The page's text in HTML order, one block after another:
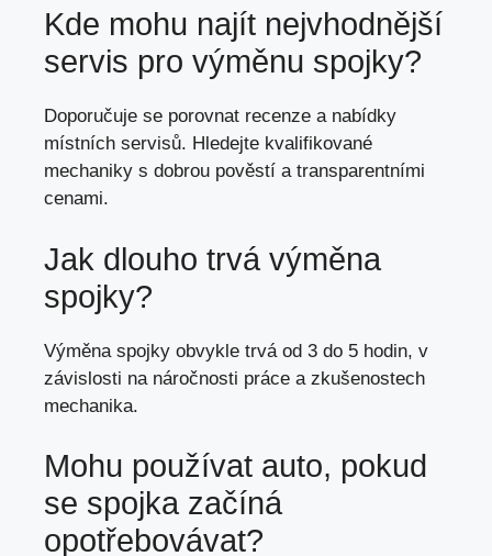
Kde mohu najít nejvhodnější
servis pro výměnu spojky?
Doporučuje se porovnat recenze a nabídky
místních servisů. Hledejte kvalifikované
mechaniky s dobrou pověstí a transparentními
cenami.
Jak dlouho trvá výměna
spojky?
Výměna spojky obvykle trvá od 3 do 5 hodin, v
závislosti na náročnosti práce a zkušenostech
mechanika.
Mohu používat auto, pokud
se spojka začíná
opotřebovávat?